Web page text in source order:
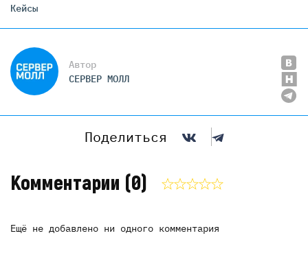
Кейсы
Автор
СЕРВЕР МОЛЛ
Поделиться
Комментарии (0)
Ещё не добавлено ни одного комментария